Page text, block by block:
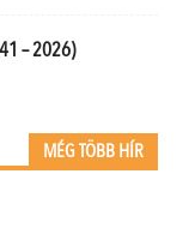
– 2026)
MÉG TÖBB HÍR